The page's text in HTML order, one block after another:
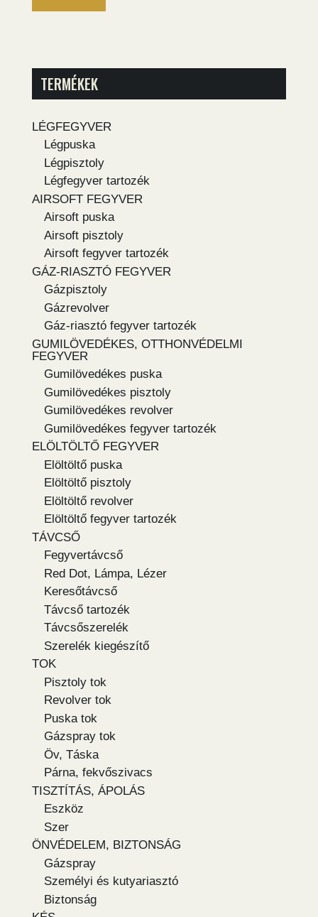
TERMÉKEK
LÉGFEGYVER
Légpuska
Légpisztoly
Légfegyver tartozék
AIRSOFT FEGYVER
Airsoft puska
Airsoft pisztoly
Airsoft fegyver tartozék
GÁZ-RIASZTÓ FEGYVER
Gázpisztoly
Gázrevolver
Gáz-riasztó fegyver tartozék
GUMILÖVEDÉKES, OTTHONVÉDELMI
FEGYVER
Gumilövedékes puska
Gumilövedékes pisztoly
Gumilövedékes revolver
Gumilövedékes fegyver tartozék
ELÖLTÖLTŐ FEGYVER
Elöltöltő puska
Elöltöltő pisztoly
Elöltöltő revolver
Elöltöltő fegyver tartozék
TÁVCSŐ
Fegyvertávcső
Red Dot, Lámpa, Lézer
Keresőtávcső
Távcső tartozék
Távcsőszerelék
Szerelék kiegészítő
TOK
Pisztoly tok
Revolver tok
Puska tok
Gázspray tok
Öv, Táska
Párna, fekvőszivacs
TISZTÍTÁS, ÁPOLÁS
Eszköz
Szer
ÖNVÉDELEM, BIZTONSÁG
Gázspray
Személyi és kutyariasztó
Biztonság